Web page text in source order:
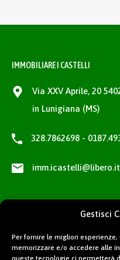
Gestisci
Per fornire le migliori
memorizzare e/o accedere alle
queste tecnologie ci permetterà
IMMOBILIARE I CASTELLI
Via XXV Aprile, 20
in Lunigiana (MS)
328.7862698 -
imm.icastelli@libero.it